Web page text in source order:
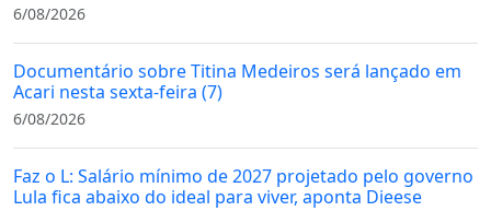
6/08/2026
Documentário sobre Titina Medeiros será lançado em
Acari nesta sexta-feira (7)
6/08/2026
Faz o L: Salário mínimo de 2027 projetado pelo governo
Lula fica abaixo do ideal para viver, aponta Dieese